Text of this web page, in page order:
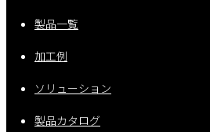
製品一覧
加工例
ソリューション
製品カタログ